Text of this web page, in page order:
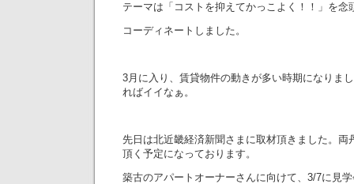
テーマは「コストを抑えてかっこよく！！」を念
コーディネートしました。
3月に入り、賃貸物件の動きが多い時期になりま
ればイイなぁ。
先日は北近畿経済新聞さまに取材頂きました。両
頂く予定になっております。
築古のアパートオーナーさんに向けて、3/7に見